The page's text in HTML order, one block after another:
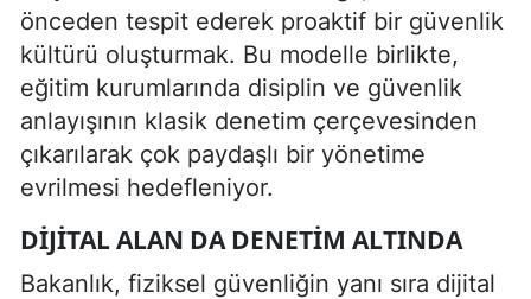
önceden tespit ederek proaktif bir güvenlik
kültürü oluşturmak. Bu modelle birlikte,
eğitim kurumlarında disiplin ve güvenlik
anlayışının klasik denetim çerçevesinden
çıkarılarak çok paydaşlı bir yönetime
evrilmesi hedefleniyor.
DIJITAL ALAN DA DENETIM ALTINDA
Bakanlık, fiziksel güvenliğin yanı sıra dijital